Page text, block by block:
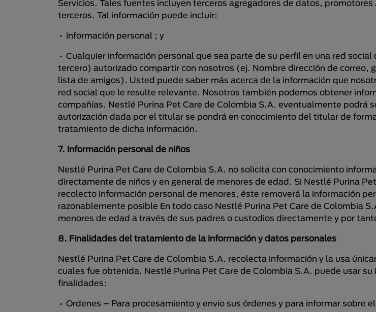
Servicios. Tales fuentes incluyen terceros agregadores de datos,
terceros. Tal información puede incluir:
• Información personal ; y
• Cualquier información personal que sea parte de su perfil en una red
tercero) autorizado compartir con nosotros (ej. Nombre dirección de
lista de amigos). Usted puede saber más acerca de la información que
red social que le resulte relevante. Nosotros también podemos obtener
compañías. Nestlé Purina Pet Care de Colombia S.A. eventualmente podrá
autorización dada por el titular se pondrá en conocimiento del titular de
tratamiento de dicha información.
7. Información personal de niños
Nestlé Purina Pet Care de Colombia S.A. no solicita con conocimiento
directamente de niños y en general de menores de edad. Si Nestlé Purina
recolecto información personal de menores, éste removerá la información
razonablemente posible En todo caso Nestlé Purina Pet Care de Colombia
menores de edad a través de sus padres o custodios directamente y por
8. Finalidades del tratamiento de la información y datos personales
Nestlé Purina Pet Care de Colombia S.A. recolecta información y la usa
cuales fue obtenida. Nestlé Purina Pet Care de Colombia S.A. puede usar
finalidades:
• Ordenes – Para procesamiento y envío sus órdenes y para informar sobre